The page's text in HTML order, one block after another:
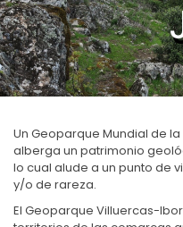
Un Geoparque Mundial de la
alberga un patrimonio
lo cual alude a un punto de
y/o de rareza.
El Geoparque Villuercas-